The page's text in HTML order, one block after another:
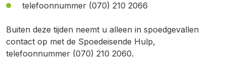
telefoonnummer (070) 210 2066
Buiten deze tijden neemt u alleen in spoedgevallen
contact op met de Spoedeisende Hulp,
telefoonnummer (070) 210 2060.